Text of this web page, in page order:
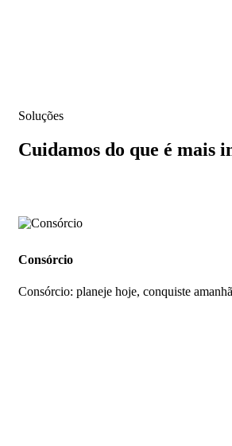
Soluções
Cuidamos do que é mais
Consórcio
Consórcio: planeje hoje, conquiste